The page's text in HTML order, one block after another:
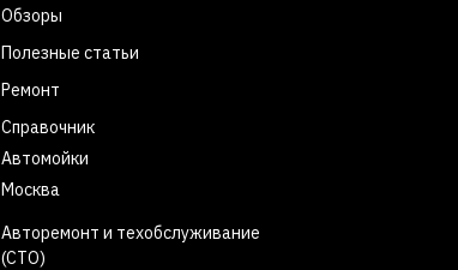
Обзоры
Полезные статьи
Ремонт
Справочник
Автомойки
Москва
Авторемонт и техобслуживание
(СТО)